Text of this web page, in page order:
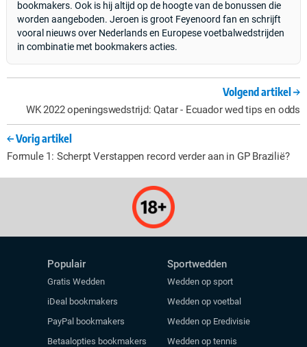
bookmakers. Ook is hij altijd op de hoogte van de bonussen die
worden aangeboden. Jeroen is groot Feyenoord fan en schrijft
vooral nieuws over Nederlands en Europese voetbalwedstrijden
in combinatie met bookmakers acties.
Volgend artikel
WK 2022 openingswedstrijd: Qatar - Ecuador wed tips en odds
Vorig artikel
Formule 1: Scherpt Verstappen record verder aan in GP Brazilië?
Populair
Gratis Wedden
iDeal bookmakers
PayPal bookmakers
Betaalopties bookmakers
Sportwedden
Wedden op sport
Wedden op voetbal
Wedden op Eredivisie
Wedden op tennis